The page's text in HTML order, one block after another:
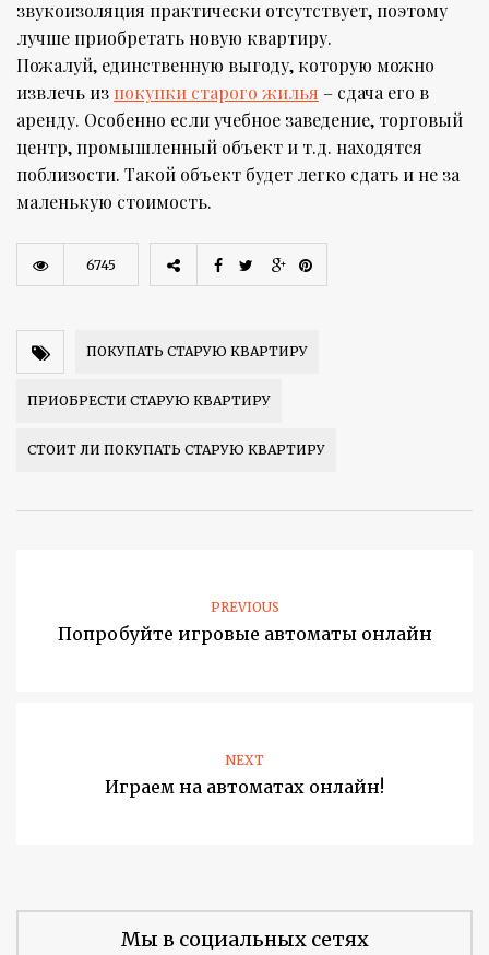
звукоизоляция практически отсутствует, поэтому
лучше приобретать новую квартиру.
Пожалуй, единственную выгоду, которую можно
извлечь из покупки старого жилья – сдача его в
аренду. Особенно если учебное заведение, торговый
центр, промышленный объект и т.д. находятся
поблизости. Такой объект будет легко сдать и не за
маленькую стоимость.
6745
ПОКУПАТЬ СТАРУЮ КВАРТИРУ
ПРИОБРЕСТИ СТАРУЮ КВАРТИРУ
СТОИТ ЛИ ПОКУПАТЬ СТАРУЮ КВАРТИРУ
PREVIOUS
Попробуйте игровые автоматы онлайн
NEXT
Играем на автоматах онлайн!
Мы в социальных сетях